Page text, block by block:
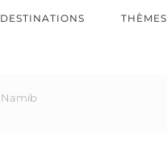
DESTINATIONS THÈMES
Namib